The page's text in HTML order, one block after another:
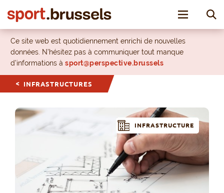
Toggle
Ce site web est quotidiennement enrichi de nouvelles
données. N’hésitez pas à communiquer tout manque
d’informations à sport@perspective.brussels
INFRASTRUCTURES
INFRASTRUCTURE